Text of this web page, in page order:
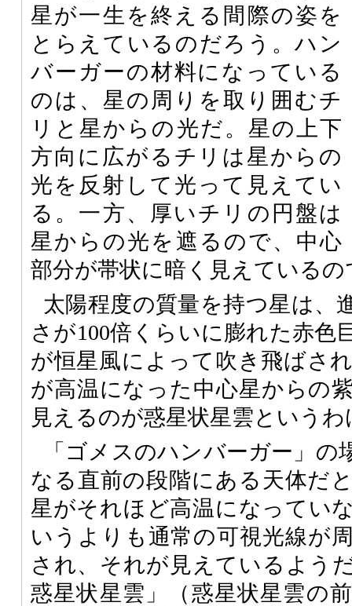
星が一生を終える間際の姿を
とらえているのだろう。ハン
バーガーの材料になっている
のは、星の周りを取り囲むチ
リと星からの光だ。星の上下
方向に広がるチリは星からの
光を反射して光って見えてい
る。一方、厚いチリの円盤は
星からの光を遮るので、中心
部分が帯状に暗く見えているの
太陽程度の質量を持つ星は、
さが100倍くらいに膨れた赤色
が恒星風によって吹き飛ばさ
が高温になった中心星からの
見えるのが惑星状星雲というわ
「ゴメスのハンバーガー」の
なる直前の段階にある天体だ
星がそれほど高温になってい
いうよりも通常の可視光線が
され、それが見えているよう
惑星状星雲」（惑星状星雲の